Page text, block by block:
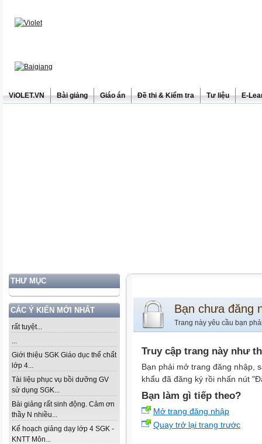
ViOLET.VN Bài giảng Giáo án Đề thi & Kiểm tra Tư liệu E-
THƯ MỤC
CÁC Ý KIẾN MỚI NHẤT
rất tuyệt...
...
Giới thiệu SGK Giáo dục thể chất
lớp 4...
Tài liệu phục vụ bồi dưỡng GV
sử dụng SGK...
Bài giảng rất sinh động. Cảm ơn
thầy N nhiều...
Kế hoạch giảng dạy lớp 4 SGK -
KNTT Môn...
Bạn chưa đăng
Trang này yêu cầu bạn
Truy cập trang này như
Bạn phải mở trang đăng nhập,
khẩu đã đăng ký rồi nhấn nút
Bạn làm gì tiếp theo?
Mở trang đăng nhập
Quay trở lại trang trước